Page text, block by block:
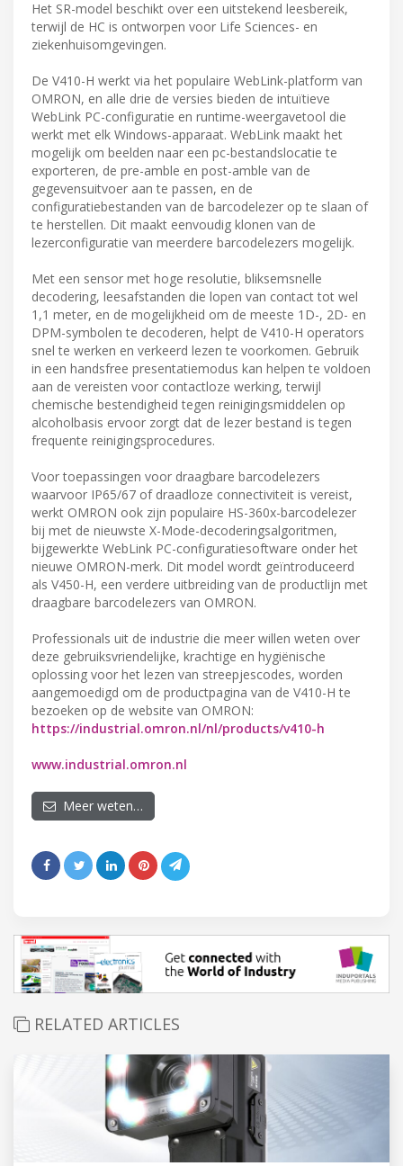
Het SR-model beschikt over een uitstekend leesbereik,
terwijl de HC is ontworpen voor Life Sciences- en
ziekenhuisomgevingen.
De V410-H werkt via het populaire WebLink-platform van
OMRON, en alle drie de versies bieden de intuïtieve
WebLink PC-configuratie en runtime-weergavetool die
werkt met elk Windows-apparaat. WebLink maakt het
mogelijk om beelden naar een pc-bestandslocatie te
exporteren, de pre-amble en post-amble van de
gegevensuitvoer aan te passen, en de
configuratiebestanden van de barcodelezer op te slaan of
te herstellen. Dit maakt eenvoudig klonen van de
lezerconfiguratie van meerdere barcodelezers mogelijk.
Met een sensor met hoge resolutie, bliksemsnelle
decodering, leesafstanden die lopen van contact tot wel
1,1 meter, en de mogelijkheid om de meeste 1D-, 2D- en
DPM-symbolen te decoderen, helpt de V410-H operators
snel te werken en verkeerd lezen te voorkomen. Gebruik
in een handsfree presentatiemodus kan helpen te voldoen
aan de vereisten voor contactloze werking, terwijl
chemische bestendigheid tegen reinigingsmiddelen op
alcoholbasis ervoor zorgt dat de lezer bestand is tegen
frequente reinigingsprocedures.
Voor toepassingen voor draagbare barcodelezers
waarvoor IP65/67 of draadloze connectiviteit is vereist,
werkt OMRON ook zijn populaire HS-360x-barcodelezer
bij met de nieuwste X-Mode-decoderingsalgoritmen,
bijgewerkte WebLink PC-configuratiesoftware onder het
nieuwe OMRON-merk. Dit model wordt geïntroduceerd
als V450-H, een verdere uitbreiding van de productlijn met
draagbare barcodelezers van OMRON.
Professionals uit de industrie die meer willen weten over
deze gebruiksvriendelijke, krachtige en hygiënische
oplossing voor het lezen van streepjescodes, worden
aangemoedigd om de productpagina van de V410-H te
bezoeken op de website van OMRON:
https://industrial.omron.nl/nl/products/v410-h
www.industrial.omron.nl
Meer weten…
RELATED ARTICLES